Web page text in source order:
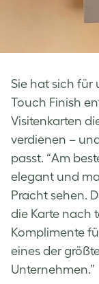
Sie hat sich für
Touch Finish
Visitenkarten
verdienen –
passt. “Am
elegant und
Pracht sehen.
die Karte nach
Komplimente
eines der
Unternehmen.”